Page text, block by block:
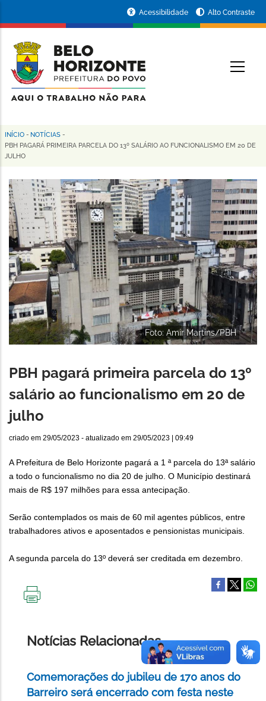
conteúdo
principal
da
Prefeitura
de
Horizonte
Acessibilidade Alto Contraste
Trilha
de
navegação
INÍCIO - NOTÍCIAS -
PBH PAGARÁ PRIMEIRA PARCELA DO 13º SALÁRIO AO FUNCIONALISMO EM 20 DE
JULHO
Foto: Amir Martins/PBH
PBH pagará primeira parcela do 13º
salário ao funcionalismo em 20 de
julho
criado em 29/05/2023 - atualizado em 29/05/2023 | 09:49
A Prefeitura de Belo Horizonte pagará a 1 ª parcela do 13ª salário
a todo o funcionalismo no dia 20 de julho. O Município destinará
mais de R$ 197 milhões para essa antecipação.
Serão contemplados os mais de 60 mil agentes públicos, entre
trabalhadores ativos e aposentados e pensionistas municipais.
A segunda parcela do 13º deverá ser creditada em dezembro.
Notícias Relacionadas
Comemorações do jubileu de 170 anos do
Barreiro será encerrado com festa neste